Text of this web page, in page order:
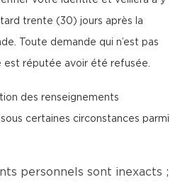
trente (30) jours après la
Toute demande qui n’est pas
réputée avoir été refusée.
des renseignements
certaines circonstances parmi
personnels sont inexacts ;